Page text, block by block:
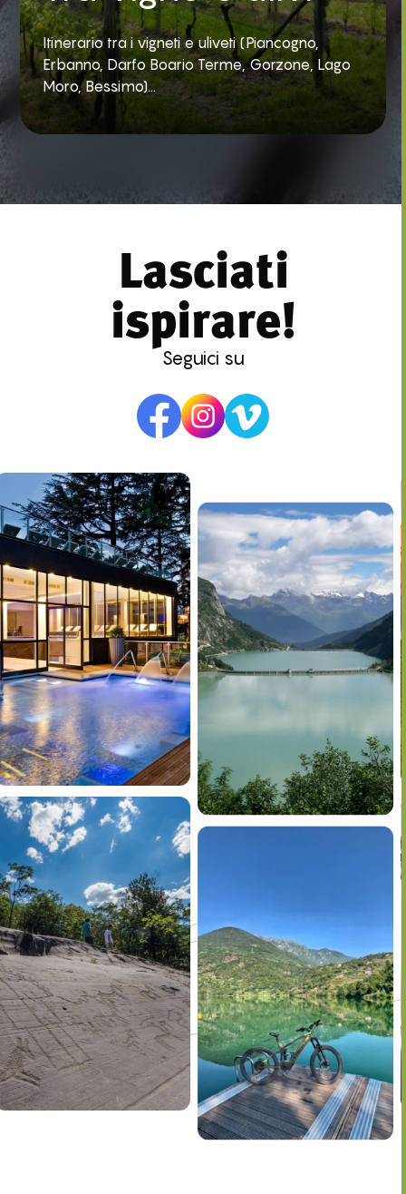
Itinerario tra i vigneti e uliveti (Piancogno,
Erbanno, Darfo Boario Terme, Gorzone, Lago
Moro, Bessimo)...
Lasciati
ispirare!
Seguici su